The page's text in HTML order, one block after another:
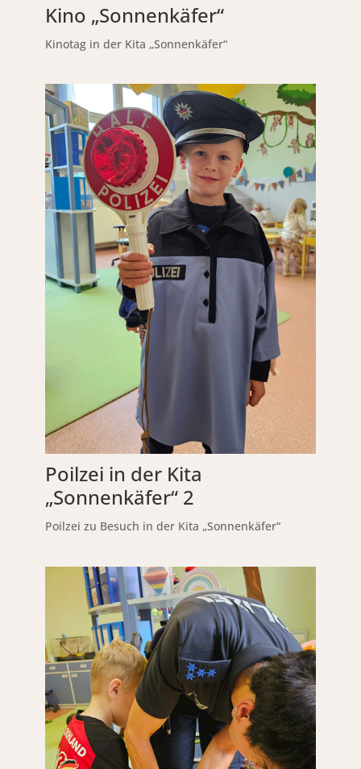
Kino „Sonnenkäfer“
Kinotag in der Kita „Sonnenkäfer“
Poilzei in der Kita
„Sonnenkäfer“ 2
Poilzei zu Besuch in der Kita „Sonnenkäfer“